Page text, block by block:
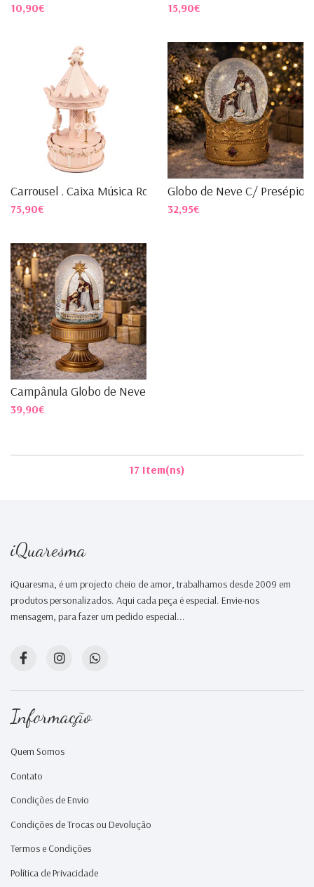
10,90€ 15,90€
Carrousel . Caixa Música Ro...
75,90€
Globo de Neve C/ Presépio
32,95€
Campânula Globo de Neve C/ ...
39,90€
17 Item(ns)
iQuaresma
iQuaresma, é um projecto cheio de amor, trabalhamos desde 2009 em
produtos personalizados. Aqui cada peça é especial. Envie-nos
mensagem, para fazer um pedido especial...
Informação
Quem Somos
Contato
Condições de Envio
Condições de Trocas ou Devolução
Termos e Condições
Política de Privacidade